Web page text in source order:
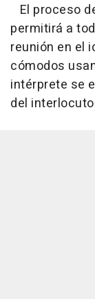
El proceso
permitirá a
reunión en el
cómodos
intérprete se
del